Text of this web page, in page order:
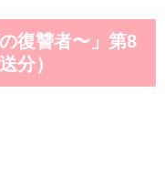
復讐者〜」第8
分）